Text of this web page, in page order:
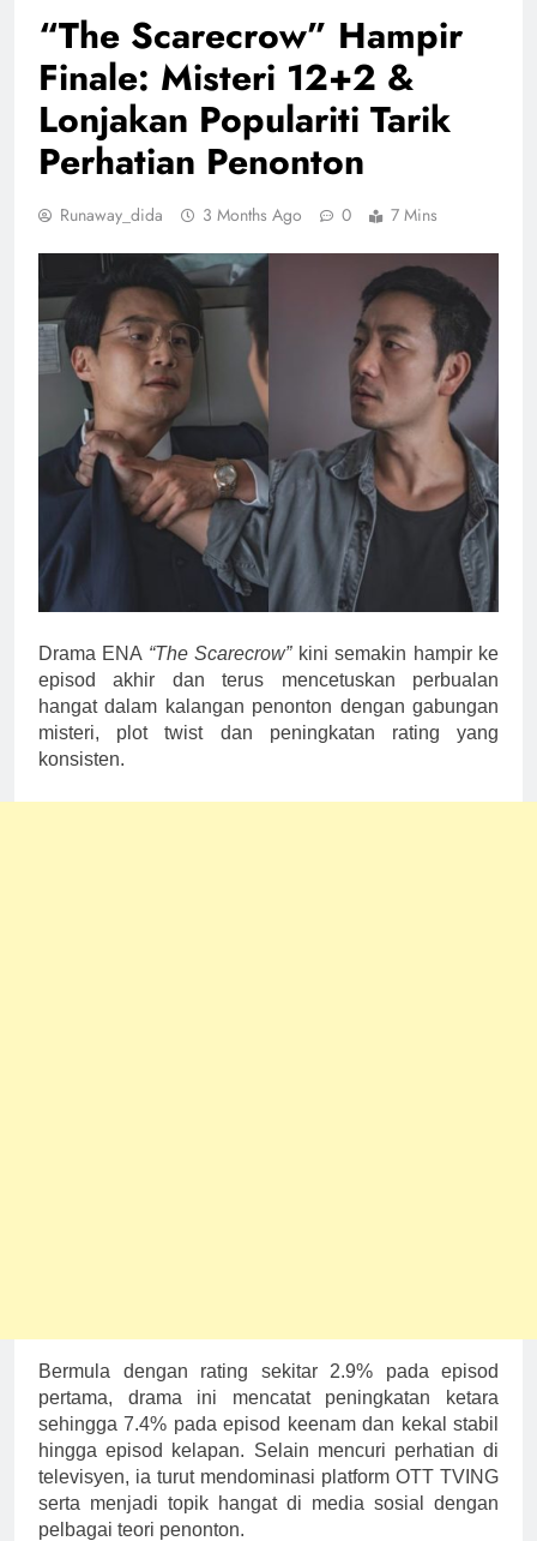
“The Scarecrow” Hampir
Finale: Misteri 12+2 &
Lonjakan Populariti Tarik
Perhatian Penonton
Runaway_dida 3 Months Ago 0 7 Mins
Drama ENA “The Scarecrow”kini semakin hampir ke
episod akhir dan terus mencetuskan perbualan
hangat dalam kalangan penonton dengan gabungan
misteri, plot twist dan peningkatan rating yang
konsisten.
Bermula dengan rating sekitar 2.9% pada episod
pertama, drama ini mencatat peningkatan ketara
sehingga 7.4% pada episod keenam dan kekal stabil
hingga episod kelapan. Selain mencuri perhatian di
televisyen, ia turut mendominasi platform OTT TVING
serta menjadi topik hangat di media sosial dengan
pelbagai teori penonton.